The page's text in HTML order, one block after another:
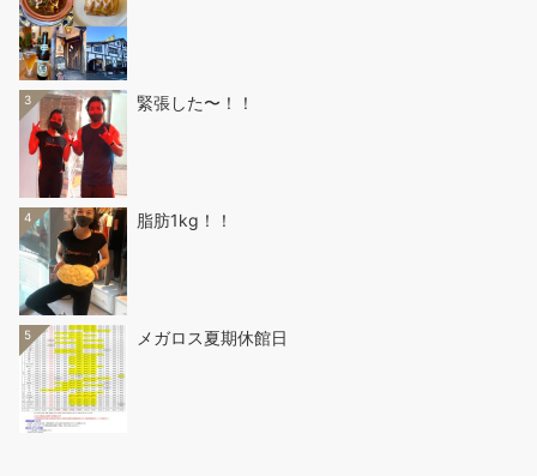
3 緊張した〜！！
4 脂肪1kg！！
5 メガロス夏期休館日